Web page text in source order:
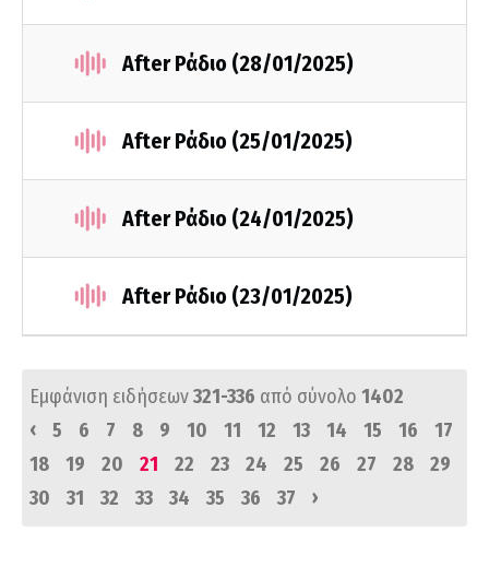
After Ράδιο (28/01/2025)
After Ράδιο (25/01/2025)
After Ράδιο (24/01/2025)
After Ράδιο (23/01/2025)
Εμφάνιση ειδήσεων321-336 από σύνολο 1402
‹
5 6 7 8 9 10 11 12 13 14 15 16
17
18
19 20 21 22 23 24 25 26 27 28
29
30
31 32 33 34 35 36 37 ›